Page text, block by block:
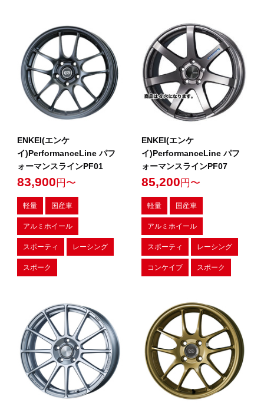
ENKEI(エンケ
イ)PerformanceLine パフ
ォーマンスラインPF01
83,900 円〜
軽量 国産車
アルミホイール
スポーティ レーシング
スポーク
ENKEI(エンケ
イ)PerformanceLine パフ
ォーマンスラインPF07
85,200 円〜
軽量 国産車
アルミホイール
スポーティ レーシング
コンケイブ スポーク